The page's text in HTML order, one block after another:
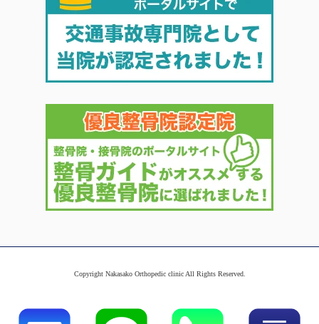
Copyright Nakasako Orthopedic clinic All Rights Reserved.